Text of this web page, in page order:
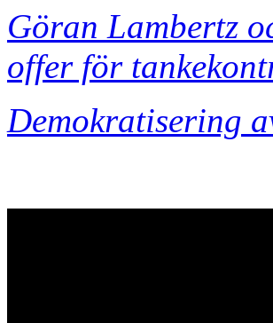
Göran Lambertz
offer för
Demokratisering